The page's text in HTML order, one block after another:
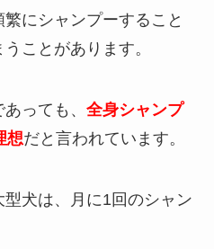
にシャンプーすること
ことがあります。
っても、 全身シャンプ
想だと言われています。
犬は、月に1回のシャン